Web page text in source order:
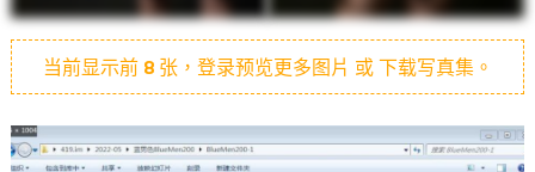
当前显示前 8张，登录预览更多图片 或 下载写真集。